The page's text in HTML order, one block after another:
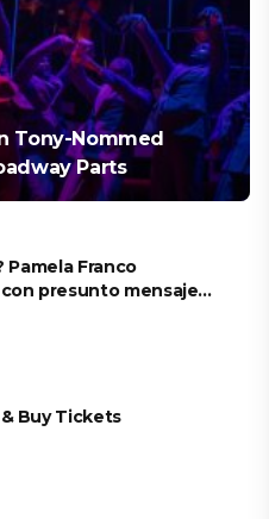
Tony-Nommed
Parts
Pamela Franco
presunto mensaje
Buy Tickets